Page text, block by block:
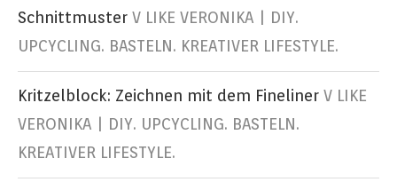
Schnittmuster V LIKE VERONIKA | DIY.
UPCYCLING. BASTELN. KREATIVER LIFESTYLE.
Kritzelblock: Zeichnen mit dem Fineliner V LIKE
VERONIKA | DIY. UPCYCLING. BASTELN.
KREATIVER LIFESTYLE.